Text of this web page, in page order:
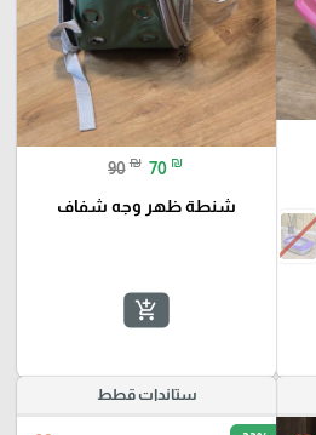
90 ₪ 70 ₪
شنطة ظهر وجه شفاف
add_shopping_cart
ستاندات قطط